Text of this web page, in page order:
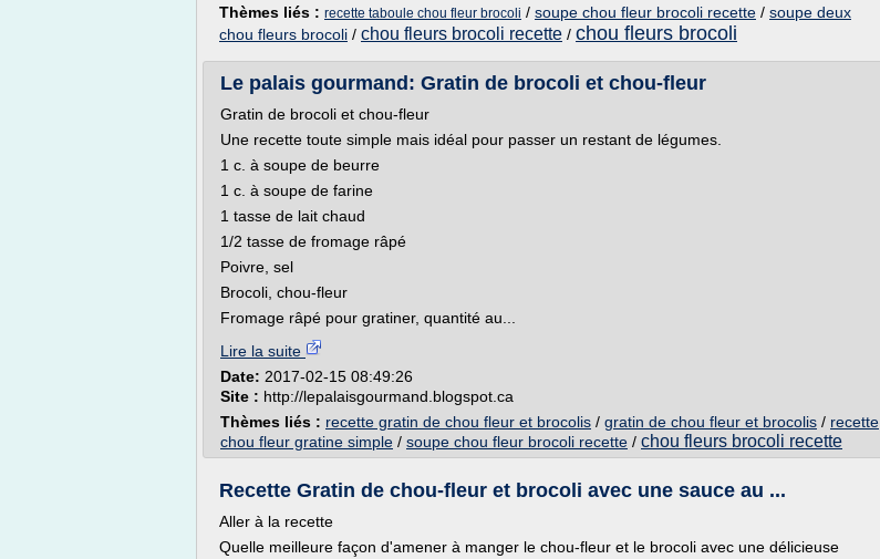
Thèmes liés : recette taboule chou fleur brocoli / soupe chou fleur brocoli recette / soupe deux
chou fleurs brocoli / chou fleurs brocoli recette / chou fleurs brocoli
Le palais gourmand: Gratin de brocoli et chou-fleur
Gratin de brocoli et chou-fleur
Une recette toute simple mais idéal pour passer un restant de légumes.
1 c. à soupe de beurre
1 c. à soupe de farine
1 tasse de lait chaud
1/2 tasse de fromage râpé
Poivre, sel
Brocoli, chou-fleur
Fromage râpé pour gratiner, quantité au...
Lire la suite
Date: 2017-02-15 08:49:26
Site : http://lepalaisgourmand.blogspot.ca
Thèmes liés : recette gratin de chou fleur et brocolis / gratin de chou fleur et brocolis / recette
chou fleur gratine simple / soupe chou fleur brocoli recette / chou fleurs brocoli recette
Recette Gratin de chou-fleur et brocoli avec une sauce au ...
Aller à la recette
Quelle meilleure façon d'amener à manger le chou-fleur et le brocoli avec une délicieuse